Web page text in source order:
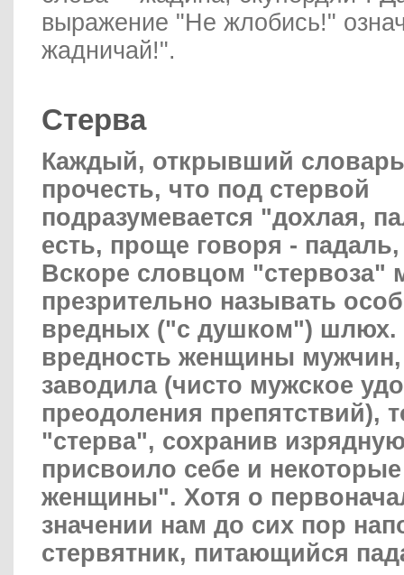
выражение "Не жлобись!"
жадничай!".
Стерва
Каждый, открывший
прочесть, что под стервой
подразумевается "дохлая,
есть, проще говоря -
Вскоре словцом "стервоза"
презрительно называть
вредных ("с душком") шлюх.
вредность женщины
заводила (чисто мужское
преодоления препятствий),
"стерва", сохранив
присвоило себе и
женщины". Хотя о
значении нам до сих пор
стервятник, питающийся